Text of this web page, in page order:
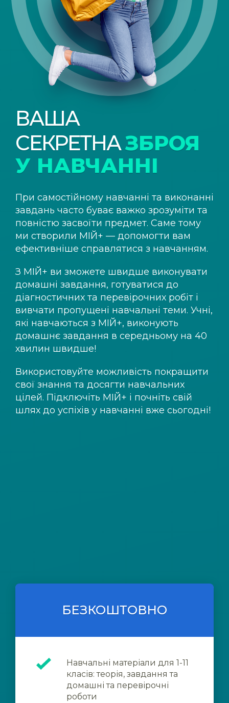
ВАША
СЕКРЕТНАЗБРОЯ
У НАВЧАННІ
При самостійному навчанні та виконанні
завдань часто буває важко зрозуміти та
повністю засвоїти предмет. Саме тому
ми створили МІЙ+ — допомогти вам
ефективніше справлятися з навчанням.
З МІЙ+ ви зможете швидше виконувати
домашні завдання, готуватися до
діагностичних та перевірочних робіт і
вивчати пропущені навчальні теми. Учні,
які навчаються з МІЙ+, виконують
домашнє завдання в середньому на 40
хвилин швидше!
Використовуйте можливість покращити
свої знання та досягти навчальних
цілей. Підключіть МІЙ+ і почніть свій
шлях до успіхів у навчанні вже сьогодні!
БЕЗКОШТОВНО
Навчальні матеріали для 1-11
класів: теорія, завдання та
домашні та перевірочні
роботи